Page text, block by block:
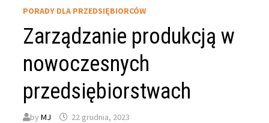
PORADY DLA PRZEDSIĘBIORCÓW
Zarządzanie produkcją w
nowoczesnych
przedsiębiorstwach
byMJ 22 grudnia, 2023